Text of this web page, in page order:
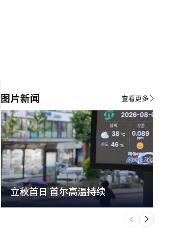
图片新闻
立秋首日 首尔高温持续
下
一
个
查看更多